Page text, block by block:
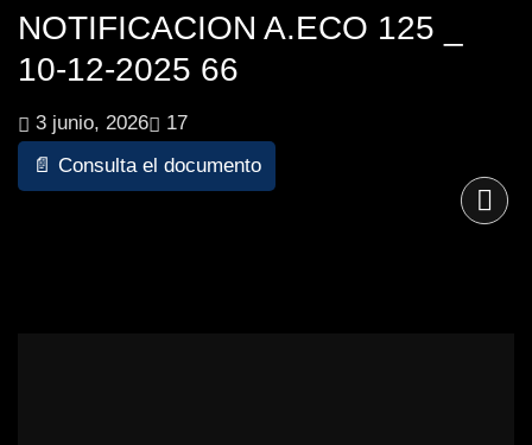
NOTIFICACION A.ECO 125 _
10-12-2025 66
3 junio, 2026
17
📄 Consulta el documento